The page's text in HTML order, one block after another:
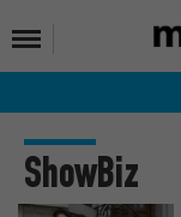
ShowBiz